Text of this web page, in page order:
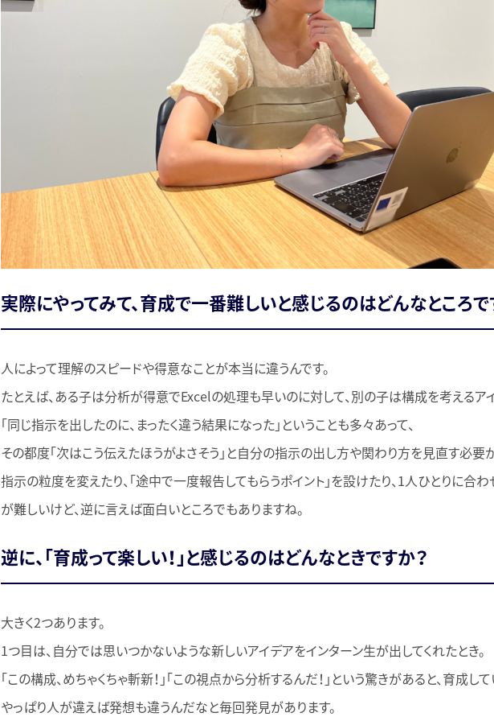
実際にやってみて、育成で一番難しいと感じるのはどんなところで
人によって理解のスピードや得意なことが本当に違うんです。
たとえば、ある子は分析が得意でExcelの処理も早いのに対して、別の子は構成を考えるア
「同じ指示を出したのに、まったく違う結果になった」ということも多々あって、
その都度「次はこう伝えたほうがよさそう」と自分の指示の出し方や関わり方を見直す必要
指示の粒度を変えたり、「途中で一度報告してもらうポイント」を設けたり、1人ひとりに合
が難しいけど、逆に言えば面白いところでもありますね。
逆に、「育成って楽しい！」と感じるのはどんなときですか？
大きく2つあります。
1つ目は、自分では思いつかないような新しいアイデアをインターン生が出してくれたとき。
「この構成、めちゃくちゃ斬新！」「この視点から分析するんだ！」という驚きがあると、育成し
やっぱり人が違えば発想も違うんだなと毎回発見があります。